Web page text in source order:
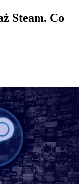
Steam. Co